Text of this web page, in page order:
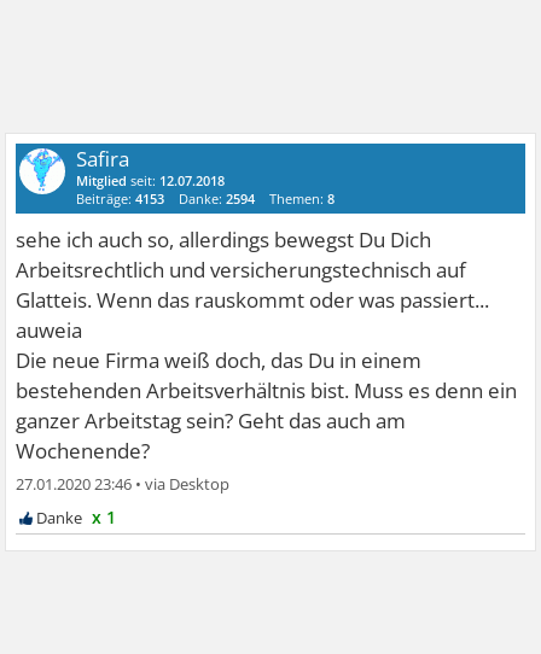
Safira
Mitglied seit: 12.07.2018
Beiträge:4153 Danke:2594 Themen:8
sehe ich auch so, allerdings bewegst Du Dich
Arbeitsrechtlich und versicherungstechnisch auf
Glatteis. Wenn das rauskommt oder was passiert...
auweia
Die neue Firma weiß doch, das Du in einem
bestehenden Arbeitsverhältnis bist. Muss es denn ein
ganzer Arbeitstag sein? Geht das auch am
Wochenende?
27.01.2020 23:46 •
x 1